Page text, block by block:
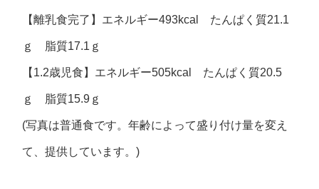
【離乳食完了】エネルギー493kcal たんぱく質21.1
ｇ 脂質17.1ｇ
【1.2歳児食】エネルギー505kcal たんぱく質20.5
ｇ 脂質15.9ｇ
(写真は普通食です。年齢によって盛り付け量を変え
て、提供しています。)